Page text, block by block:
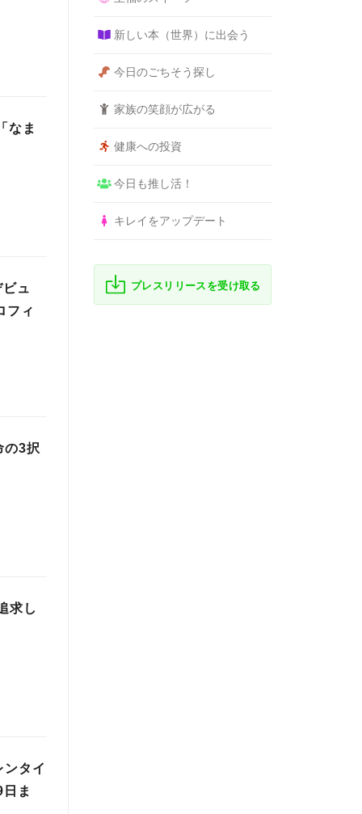
なま
ュ
フィ
の3択
求し
タイ
ま
新しい本（世界）に出会う
今日のごちそう探し
家族の笑顔が広がる
健康への投資
今日も推し活！
キレイをアップデート
プレスリリースを受け取る